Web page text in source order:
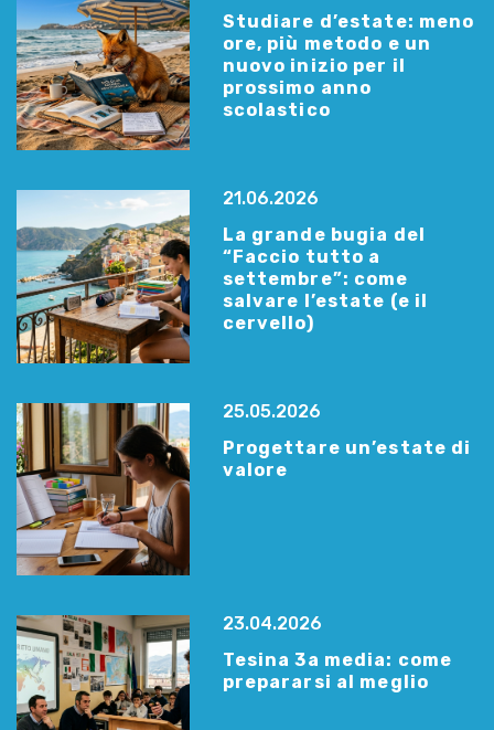
Studiare d’estate: meno
ore, più metodo e un
nuovo inizio per il
prossimo anno
scolastico
21.06.2026
La grande bugia del
“Faccio tutto a
settembre”: come
salvare l’estate (e il
cervello)
25.05.2026
Progettare un’estate di
valore
23.04.2026
Tesina 3a media: come
prepararsi al meglio